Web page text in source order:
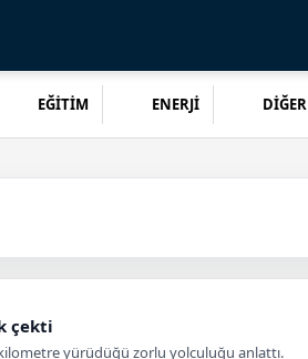
EĞİTİM ENERJİ DİĞER
çekti
kilometre yürüdüğü zorlu yolculuğu anlattı.